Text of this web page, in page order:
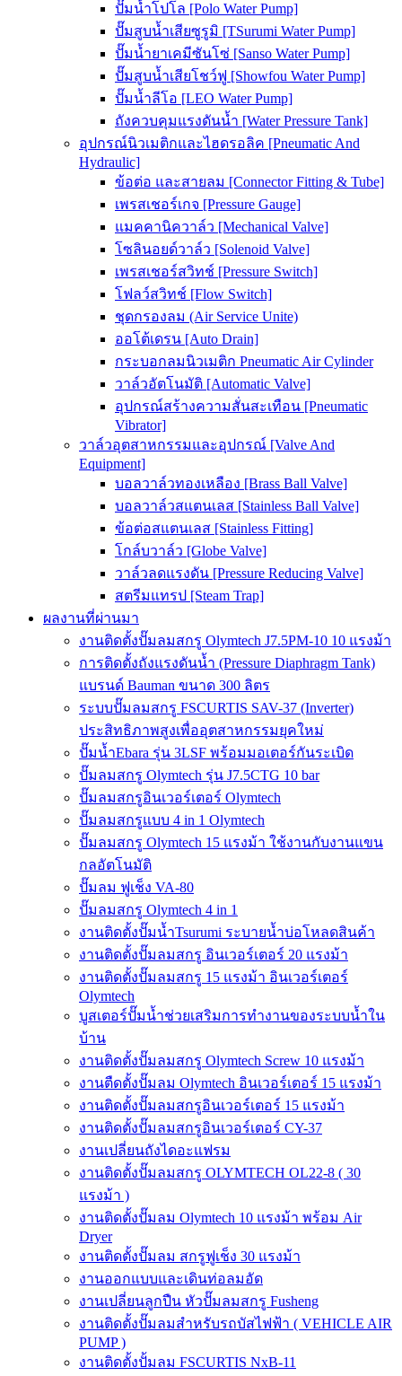
ปั๊มน้ำโปโล [Polo Water Pump]
ปั๊มสูบน้ำเสียซูรูมิ [TSurumi Water Pump]
ปั๊มน้ำยาเคมีซันโซ่ [Sanso Water Pump]
ปั๊มสูบน้ำเสียโชว์ฟู [Showfou Water Pump]
ปั๊มน้ำลีโอ [LEO Water Pump]
ถังควบคุมแรงดันน้ำ [Water Pressure Tank]
อุปกรณ์นิวเมติกและไฮดรอลิค [Pneumatic And
Hydraulic]
ข้อต่อ และสายลม [Connector Fitting & Tube]
เพรสเชอร์เกจ [Pressure Gauge]
แมคคานิควาล์ว [Mechanical Valve]
โซลินอยด์วาล์ว [Solenoid Valve]
เพรสเชอร์สวิทช์ [Pressure Switch]
โฟลว์สวิทช์ [Flow Switch]
ชุดกรองลม (Air Service Unite)
ออโต้เดรน [Auto Drain]
กระบอกลมนิวเมติก Pneumatic Air Cylinder
วาล์วอัตโนมัติ [Automatic Valve]
อุปกรณ์สร้างความสั่นสะเทือน [Pneumatic
Vibrator]
วาล์วอุตสาหกรรมและอุปกรณ์ [Valve And
Equipment]
บอลวาล์วทองเหลือง [Brass Ball Valve]
บอลวาล์วสแตนเลส [Stainless Ball Valve]
ข้อต่อสแตนเลส [Stainless Fitting]
โกล์บวาล์ว [Globe Valve]
วาล์วลดแรงดัน [Pressure Reducing Valve]
สตรีมแทรป [Steam Trap]
ผลงานที่ผ่านมา
งานติดตั้งปั๊มลมสกรู Olymtech J7.5PM-10 10 แรงม้า
การติดตั้งถังแรงดันน้ำ (Pressure Diaphragm Tank)
แบรนด์ Bauman ขนาด 300 ลิตร
ระบบปั๊มลมสกรู FSCURTIS SAV-37 (Inverter)
ประสิทธิภาพสูงเพื่ออุตสาหกรรมยุคใหม่
ปั๊มน้ำEbara รุ่น 3LSF พร้อมมอเตอร์กันระเบิด
ปั๊มลมสกรู Olymtech รุ่น J7.5CTG 10 bar
ปั๊มลมสกรูอินเวอร์เตอร์ Olymtech
ปั๊มลมสกรูแบบ 4 in 1 Olymtech
ปั๊มลมสกรู Olymtech 15 แรงม้า ใช้งานกับงานแขน
กลอัตโนมัติ
ปั๊มลม ฟูเช็ง VA-80
ปั๊มลมสกรู Olymtech 4 in 1
งานติดตั้งปั๊มน้ำTsurumi ระบายน้ำบ่อโหลดสินค้า
งานติดตั้งปั๊มลมสกรู อินเวอร์เตอร์ 20 แรงม้า
งานติดตั้งปั๊มลมสกรู 15 แรงม้า อินเวอร์เตอร์
Olymtech
บูสเตอร์ปั๊มน้ำช่วยเสริมการทำงานของระบบน้ำใน
บ้าน
งานติดตั้งปั๊มลมสกรู Olymtech Screw 10 แรงม้า
งานตืดตั้งปั๊มลม Olymtech อินเวอร์เตอร์ 15 แรงม้า
งานติดตั้งปั๊มลมสกรูอินเวอร์เตอร์ 15 แรงม้า
งานติดตั้งปั๊มลมสกรูอินเวอร์เตอร์ CY-37
งานเปลี่ยนถังไดอะแฟรม
งานติดตั้งปั๊มลมสกรู OLYMTECH OL22-8 ( 30
แรงม้า )
งานติดตั้งปั๊มลม Olymtech 10 แรงม้า พร้อม Air
Dryer
งานติดตั้งปั๊มลม สกรูฟูเช็ง 30 แรงม้า
งานออกแบบและเดินท่อลมอัด
งานเปลี่ยนลูกปืน หัวปั๊มลมสกรู Fusheng
งานติดตั้งปั๊มลมสำหรับรถบัสไฟฟ้า ( VEHICLE AIR
PUMP )
งานติดตั้งปั้มลม FSCURTIS NxB-11